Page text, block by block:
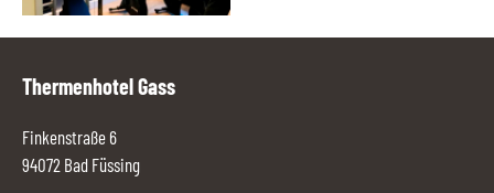
Thermenhotel Gass
Finkenstraße 6
94072 Bad Füssing